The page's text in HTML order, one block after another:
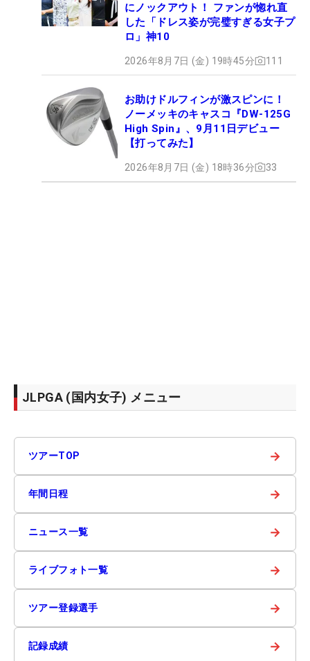
にノックアウト！ ファンが惚れ直
した「ドレス姿が完璧すぎる女子プ
ロ」神10
2026年8月7日 (金) 19時45分 111
お助けドルフィンが激スピンに！
ノーメッキのキャスコ『DW-125G
High Spin』、9月11日デビュー
【打ってみた】
2026年8月7日 (金) 18時36分 33
JLPGA (国内女子) メニュー
ツアーTOP →
年間日程 →
ニュース一覧 →
ライブフォト一覧 →
ツアー登録選手 →
記録成績 →